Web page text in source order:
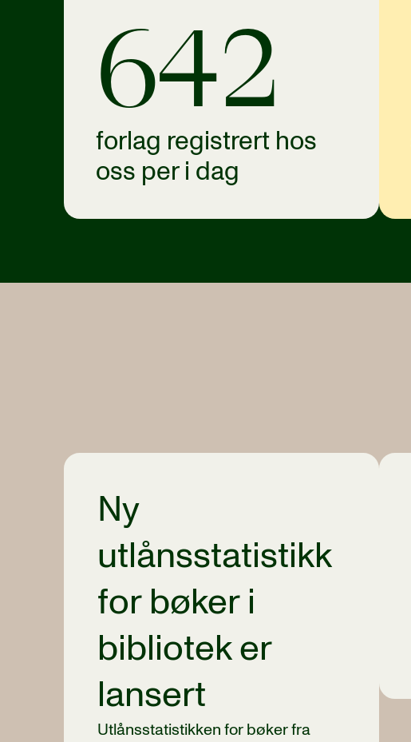
642
forlag registrert hos
oss per i dag
Ny
utlånsstatistikk
for bøker i
bibliotek er
lansert
Utlånsstatistikken for bøker fra